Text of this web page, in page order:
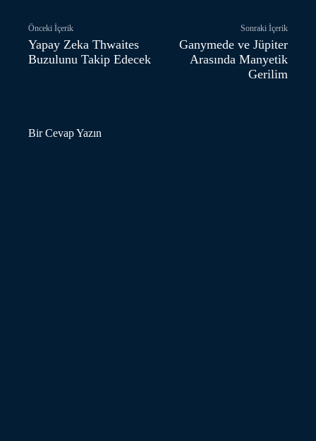
Önceki İçerik
Yapay Zeka Thwaites
Buzulunu Takip Edecek
Sonraki İçerik
Ganymede ve Jüpiter
Arasında Manyetik
Gerilim
Bir Cevap Yazın